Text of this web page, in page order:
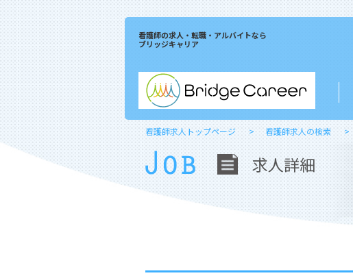
看護師の求人・転職・アルバイトなら
ブリッジキャリア
看護師求人トップページ 看護師求人の検索
求人詳細